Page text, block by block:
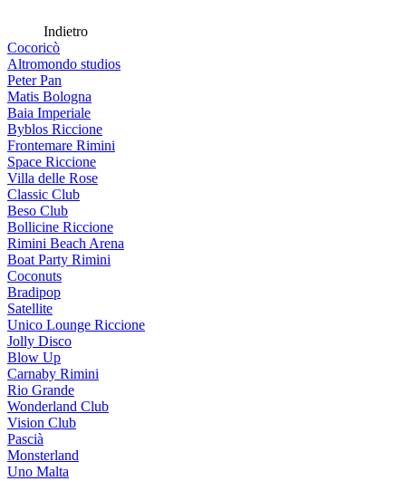
Indietro
Cocoricò
Altromondo studios
Peter Pan
Matis Bologna
Baia Imperiale
Byblos Riccione
Frontemare Rimini
Space Riccione
Villa delle Rose
Classic Club
Beso Club
Bollicine Riccione
Rimini Beach Arena
Boat Party Rimini
Coconuts
Bradipop
Satellite
Unico Lounge Riccione
Jolly Disco
Blow Up
Carnaby Rimini
Rio Grande
Wonderland Club
Vision Club
Pascià
Monsterland
Uno Malta